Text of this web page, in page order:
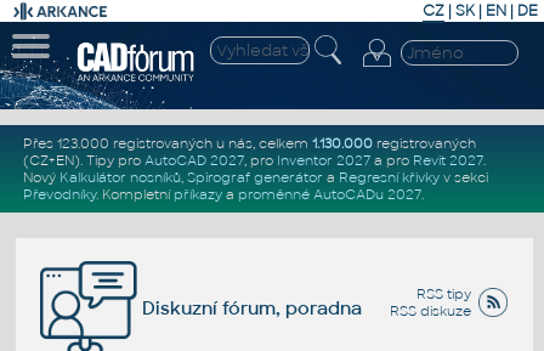
CZ | SK| EN | DE
Přes 123.000 registrovaných u nás, celkem 1.130.000registrovaných
(CZ+EN). Tipy pro AutoCAD 2027, pro Inventor 2027a pro Revit 2027.
Nový Kalkulátor nosníků, Spirograf generátor a Regresní křivkyv sekci
Převodníky. Kompletní příkazya proměnné AutoCADu 2027.
RSS tipy
RSS diskuze
Diskuzní fórum, poradna